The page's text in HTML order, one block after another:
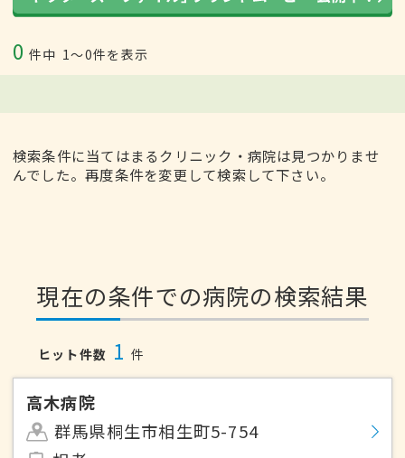
0 件中 1〜0件を表示
検索条件に当てはまるクリニック・病院は見つかりませ
んでした。再度条件を変更して検索して下さい。
現在の条件での病院の検索結果
ヒット件数 1 件
高木病院
群馬県桐生市相生町5-754